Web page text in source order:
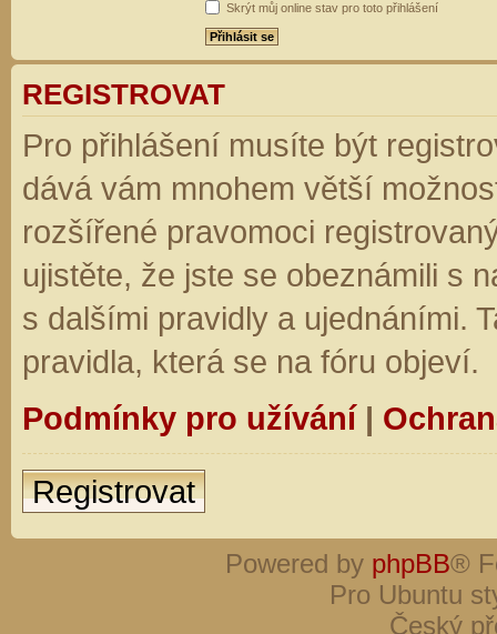
Skrýt můj online stav pro toto přihlášení
REGISTROVAT
Pro přihlášení musíte být
dává vám mnohem větší
rozšířené pravomoci
ujistěte, že jste se obeznámili s
s dalšími pravidly a ujednáními.
pravidla, která se na fóru objeví.
Podmínky pro užívání|
Registrovat
Powered by phpBB®
Pro Ubuntu
Český